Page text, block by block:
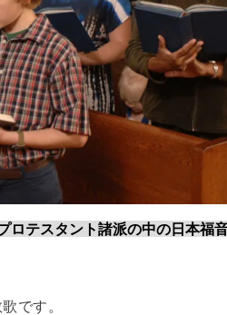
ロテスタント諸派の中の日本福
です。